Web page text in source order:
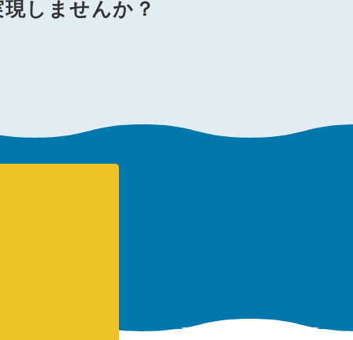
現しませんか？